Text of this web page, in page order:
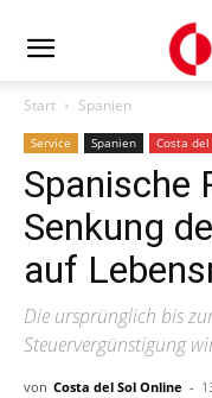
Start Spanien
Service Spanien Costa del
Spanische
Senkung
auf
Die ursprünglich bis
Steuervergünstigung
von Costa del Sol Online -